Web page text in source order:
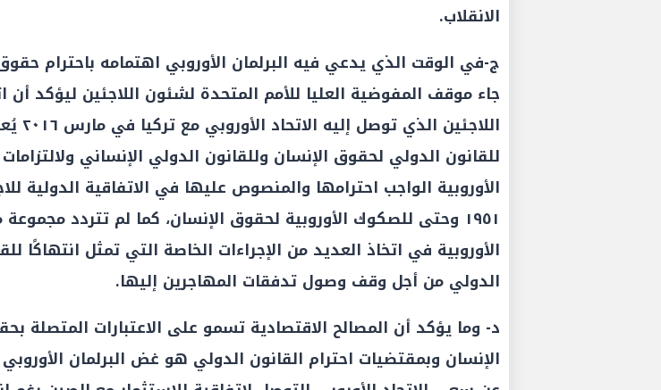
الانقلاب.
ج-في الوقت الذي يدعي فيه البرلمان الأوروبي اهتمامه باحترام
جاء موقف المفوضية العليا للأمم المتحدة لشئون اللاجئين ليؤكد أن
اللاجئين
للقانون الدولي لحقوق الإنسان وللقانون الدولي الإنساني
الأوروبية الواجب احترامها والمنصوص عليها في الاتفاقية الدولية
١٩٥١ وحتى للصكوك الأوروبية لحقوق الإنسان، كما لم تتردد
الأوروبية في اتخاذ العديد من الإجراءات الخاصة التي تمثل انتهاكًا
الدولي من أجل وقف وصول تدفقات المهاجرين إليها.
د- وما يؤكد أن المصالح الاقتصادية تسمو على الاعتبارات المتصلة
الإنسان وبمقتضيات احترام القانون الدولي هو غض البرلمان